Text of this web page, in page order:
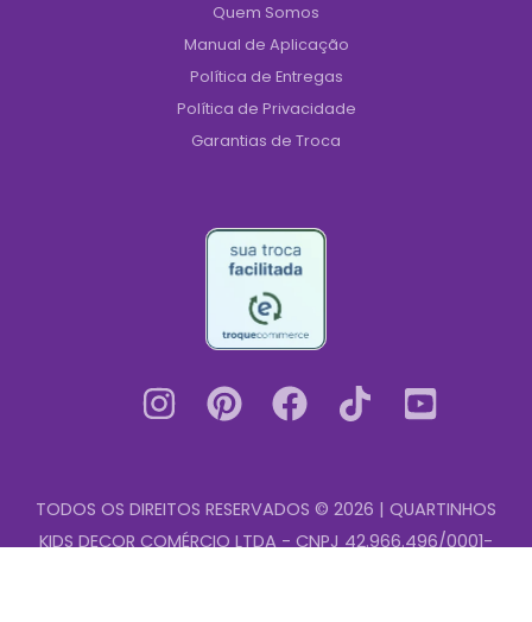
Quem Somos
Manual de Aplicação
Política de Entregas
Política de Privacidade
Garantias de Troca
TODOS OS DIREITOS RESERVADOS © 2026 | QUARTINHOS
KIDS DECOR COMÉRCIO LTDA - CNPJ 42.966.496/0001-